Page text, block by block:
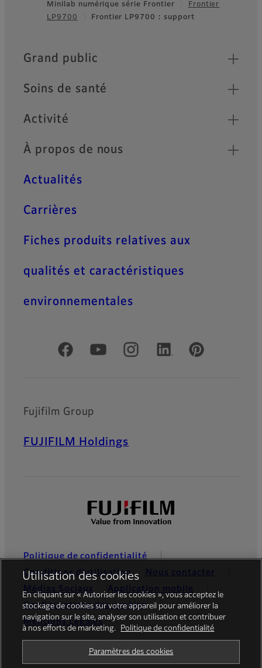
FooterMinilab numérique série Frontier
Frontier
LP9700
Frontier LP9700 : support
Quick Links
Grand public
Soins de santé
Activité
À propos de nous
Actualités
Carrières
Fiches produits relatives aux
qualités et caractéristiques
environnementales
Comptes officiels réseaux sociaux
Fujifilm Group
FUJIFILM Holdings
Politique de confidentialité
Conditions d’utilisation
Nous contacter
Médias Sociaux
Application mobile
Configurations des cookies
Mentions Légales
Global site
Utilisation des cookies
En cliquant sur « Autoriser les cookies », vous acceptez le
stockage de cookies sur votre appareil pour améliorer la
navigation sur le site, analyser son utilisation et contribuer
à nos efforts de marketing.
Politique de confidentialité
Paramètres des cookies